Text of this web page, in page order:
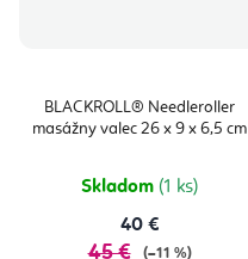
BLACKROLL® Needleroller
masážny valec 26 x 9 x 6,5 cm
Skladom (1 ks)
40 €
45 € (–11 %)